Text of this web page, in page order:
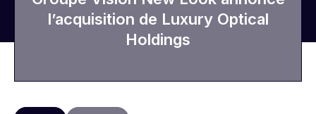
l’acquisition de Luxury Optical
Holdings